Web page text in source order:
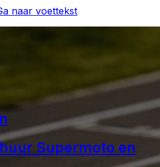
naar voettekst
Supermoto en